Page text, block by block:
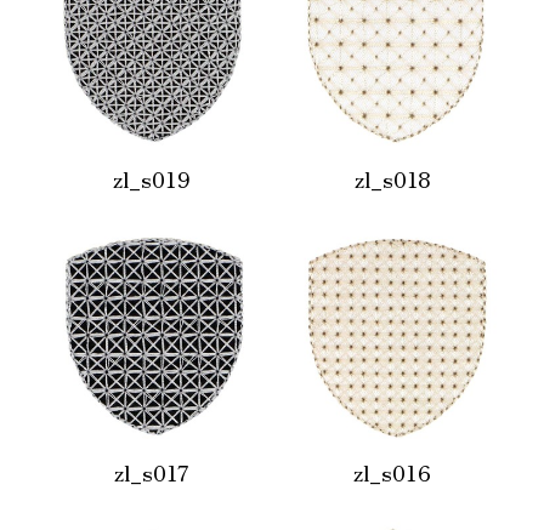
zl_s019 zl_s018
zl_s017 zl_s016